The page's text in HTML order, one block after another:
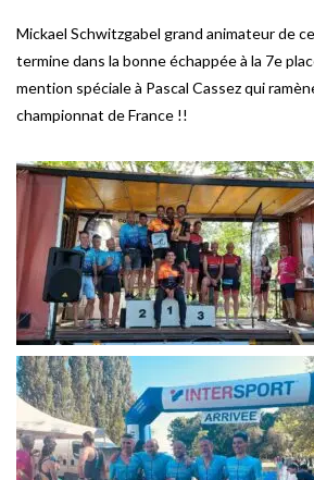
Mickael Schwitzgabel grand animateur de
termine dans la bonne échappée à la 7e
mention spéciale à Pascal Cassez qui
championnat de France !!